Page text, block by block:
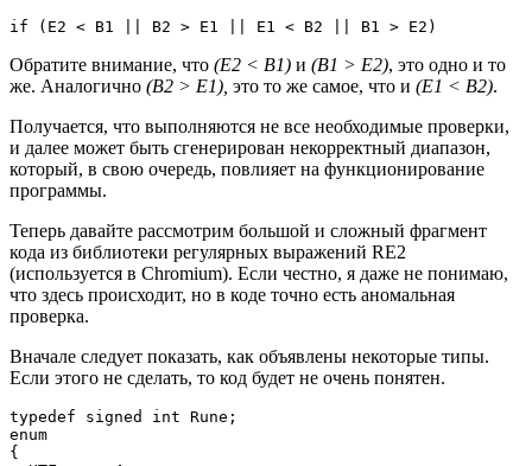
if (E2 < B1 || B2 > E1 || E1 < B2 || B1 > E2)
Обратите внимание, что (E2 < B1) и (B1 > E2), это одно и то
же. Аналогично (B2 > E1), это то же самое, что и (E1 < B2).
Получается, что выполняются не все необходимые проверки,
и далее может быть сгенерирован некорректный диапазон,
который, в свою очередь, повлияет на функционирование
программы.
Теперь давайте рассмотрим большой и сложный фрагмент
кода из библиотеки регулярных выражений RE2
(используется в Chromium). Если честно, я даже не понимаю,
что здесь происходит, но в коде точно есть аномальная
проверка.
Вначале следует показать, как объявлены некоторые типы.
Если этого не сделать, то код будет не очень понятен.
typedef signed int Rune;
enum
{